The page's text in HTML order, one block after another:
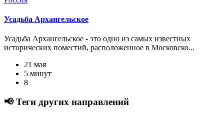
Усадьба Архангельское
Усадьба Архангельское - это одно из самых известных
исторических поместий, расположенное в Московско...
21 мая
5 минут
8
📢 Теги других направлений